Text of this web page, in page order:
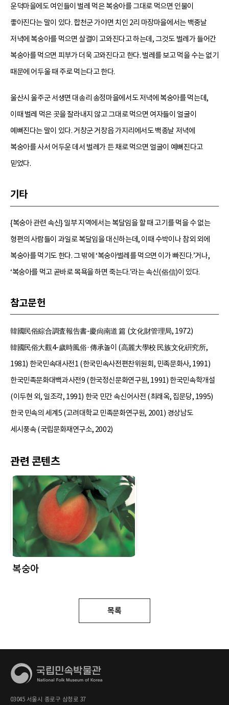
운덕마을에도 여인들이 벌레 먹은 복숭아를 그대로 먹으면 인물이
좋아진다는 말이 있다. 합천군 가야면 치인 2리 마장마을에서는 백중날
저녁에 복숭아를 먹으면 살결이 고와진다고 하는데, 그것도 벌레가 들어간
복숭아를 먹으면 피부가 더욱 고와진다고 한다. 벌레를 보고 먹을 수는 없기
때문에 어두울 때 주로 먹는다고 한다.
울산시 울주군 서생면 대송리 송정마을에서도 저녁에 복숭아를 먹는데,
이때 벌레 먹은 곳을 잘라내지 않고 그대로 먹으면 여자들이 얼굴이
예뻐진다는 말이 있다. 거창군 거창읍 가지리에서도 백종날 저녁에
복숭아를 사서 어두운 데서 벌레가 든 채로 먹으면 얼굴이 예뻐진다고
믿었다.
기타
{복숭아 관련 속신} 일부 지역에서는 복달임을 할 때 고기를 먹을 수 없는
형편의 사람들이 과일로 복달임을 대신하는데, 이때 수박이나 참외 외에
복숭아를 먹기도 한다. 그 밖에 ‘복숭아벌레를 먹으면 이가 빠진다.’거나,
‘복숭아를 먹고 곧바로 목욕을 하면 죽는다.’라는 속신(俗信)이 있다.
참고문헌
韓國民俗綜合調査報告書-慶尙南道 篇 (文化財管理局, 1972)
韓國民俗大觀4-歲時風俗·傳承놀이 (高麗大學校 民族文化硏究所,
1981) 한국민속대사전1 (한국민속사전편찬위원회, 민족문화사, 1991)
한국민족문화대백과사전9 (한국정신문화연구원, 1991) 한국민속학개설
(이두현 외, 일조각, 1991) 한국 민간 속신어사전 (최래옥, 집문당, 1995)
한국 민속의 세계5 (고려대학교 민족문화연구원, 2001) 경상남도
세시풍속 (국립문화재연구소, 2002)
관련 콘텐츠
복숭아
목록
03045 서울시 종로구 삼청로 37